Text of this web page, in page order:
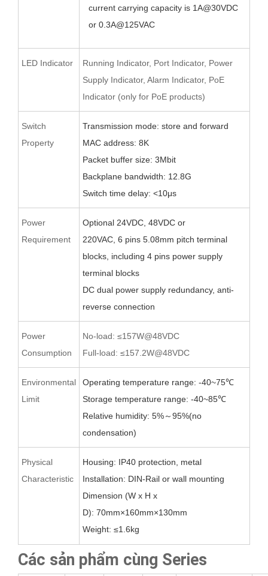
current carrying capacity is 1A@30VDC
or 0. 3A@125VAC
LED Indicator
Running Indicator, Port Indicator, Power
Supply Indicator, Alarm Indicator, PoE
Indicator (only for PoE products)
Switch
Property
Transmission mode: store and forward
MAC address: 8K
Packet buffer size: 3Mbit
Backplane bandwidth: 12.8G
Switch time delay: <10μs
Power
Requirement
Optional 24VDC, 48VDC or
220VAC 6 pins 5.08mm pitch terminal
blocks , including 4 pins power supply
terminal blocks
DC dual power supply redundancy, anti-
reverse connection
Power
Consumption
No-load: ≤157W@48VDC
Full-load: ≤157.2W@48VDC
Environmental
Limit
Operating temperature range: -40~75℃
Storage temperature range: -40~85℃
Relative humidity: 5%～95%(no
condensation)
Physical
Characteristic
Housing: IP40 protection, metal
Installation: DIN-Rail or wall mounting
Dimension (W x H x
D): 70mm×160mm×130mm
Weight: ≤1.6kg
Các sản phẩm cùng Series